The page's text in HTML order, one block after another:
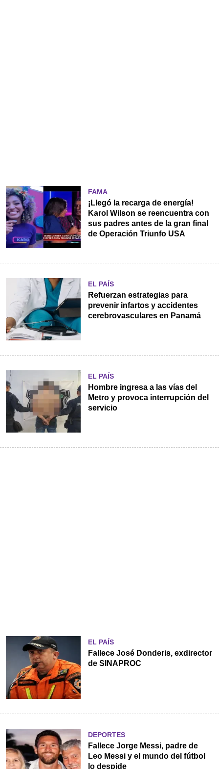
FAMA
¡Llegó la recarga de energía!
Karol Wilson se reencuentra con
sus padres antes de la gran final
de Operación Triunfo USA
EL PAÍS
Refuerzan estrategias para
prevenir infartos y accidentes
cerebrovasculares en Panamá
EL PAÍS
Hombre ingresa a las vías del
Metro y provoca interrupción del
servicio
EL PAÍS
Fallece José Donderis, exdirector
de SINAPROC
DEPORTES
Fallece Jorge Messi, padre de
Leo Messi y el mundo del fútbol
lo despide